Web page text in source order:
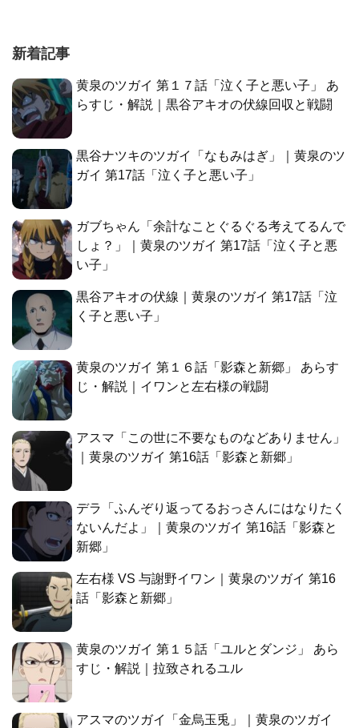
新着記事
黄泉のツガイ 第１７話「泣く子と悪い子」 あ
らすじ・解説｜黒谷アキオの伏線回収と戦闘
黒谷ナツキのツガイ「なもみはぎ」｜黄泉のツ
ガイ 第17話「泣く子と悪い子」
ガブちゃん「余計なことぐるぐる考えてるんで
しょ？」｜黄泉のツガイ 第17話「泣く子と悪
い子」
黒谷アキオの伏線｜黄泉のツガイ 第17話「泣
く子と悪い子」
黄泉のツガイ 第１６話「影森と新郷」 あらす
じ・解説｜イワンと左右様の戦闘
アスマ「この世に不要なものなどありません」
｜黄泉のツガイ 第16話「影森と新郷」
デラ「ふんぞり返ってるおっさんにはなりたく
ないんだよ」｜黄泉のツガイ 第16話「影森と
新郷」
左右様 VS 与謝野イワン｜黄泉のツガイ 第16
話「影森と新郷」
黄泉のツガイ 第１５話「ユルとダンジ」 あら
すじ・解説｜拉致されるユル
アスマのツガイ「金烏玉兎」｜黄泉のツガイ